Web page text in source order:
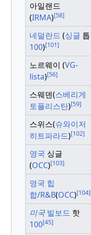
아일랜드
(IRMA)[58]
네덜란드 (싱글 톱
100)[101]
노르웨이 (VG-
lista)[56]
스웨덴(스베리게
토플리스탄)[59]
스위스(슈와이저
히트파라드)[102]
영국 싱글
(OCC)[103]
영국 힙
합/R&B(OCC)[104]
미국 빌보드 핫
100[45]